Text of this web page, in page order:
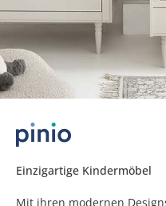
Einzigartige Kindermöbel
Mit ihren modernen